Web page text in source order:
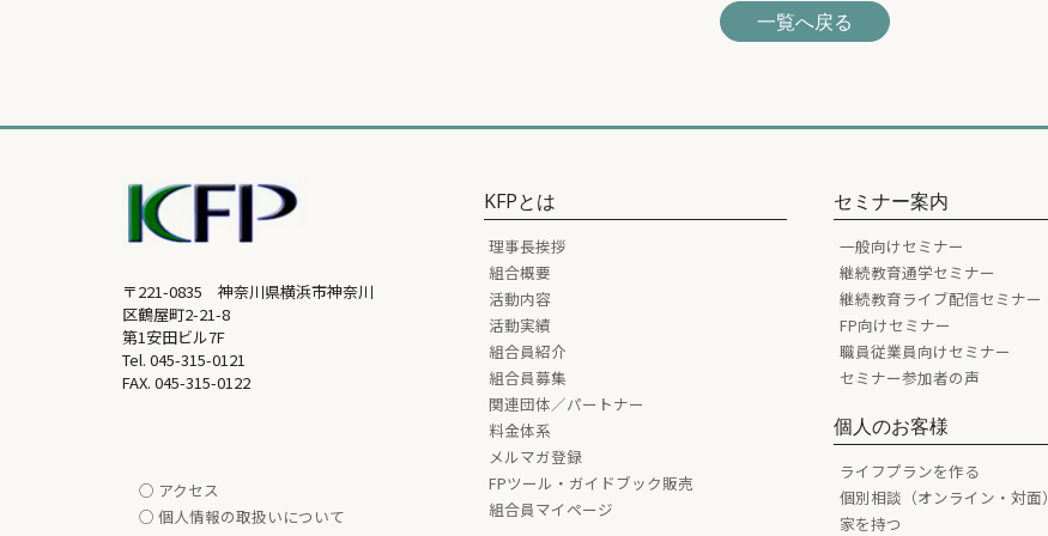
一覧へ戻る
〒221-0835 神奈川県横浜市神奈川
区鶴屋町2-21-8
第1安田ビル7F
Tel. 045-315-0121
FAX. 045-315-0122
○ アクセス
○ 個人情報の取扱いについて
KFPとは
理事長挨拶
組合概要
活動内容
活動実績
組合員紹介
組合員募集
関連団体／パートナー
料金体系
メルマガ登録
FPツール・ガイドブック販売
組合員マイページ
セミナー案内
一般向けセミナー
継続教育通学セミナー
継続教育ライブ配信セミナー
FP向けセミナー
職員従業員向けセミナー
セミナー参加者の声
個人のお客様
ライフプランを作る
個別相談（オンライン・対面）
家を持つ